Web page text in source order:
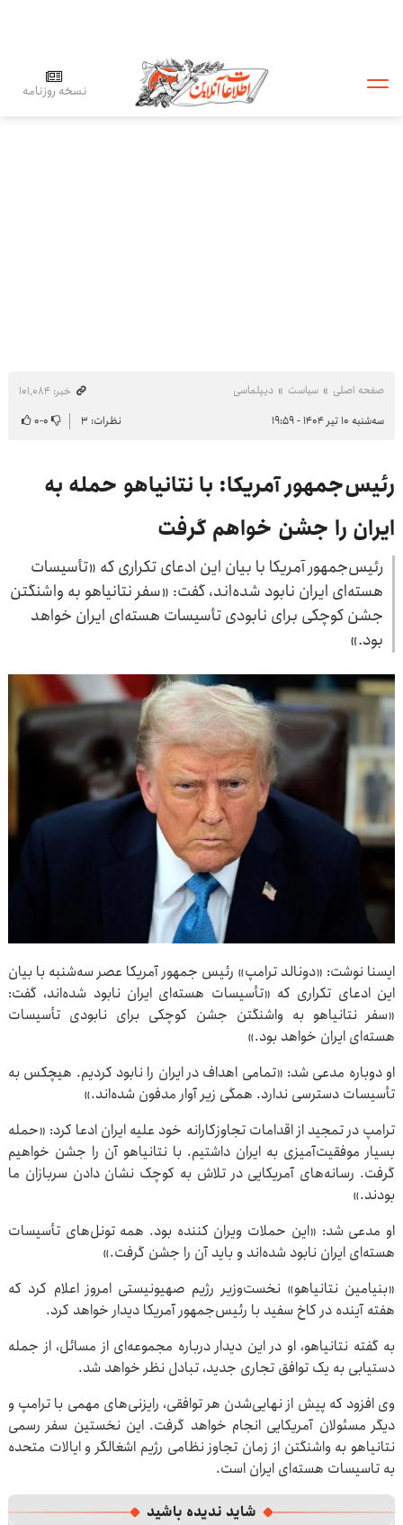
نسخه روزنامه
صفحه اصلی سیاست دیپلماسی
خبر: ۱۰۱٬۰۸۴
سه‌شنبه ۱۰ تیر ۱۴۰۴ - ۱۹:۵۹
نظرات: ۳ ۰-۰
رئیس‌جمهور آمریکا: با نتانیاهو حمله به
ایران را جشن خواهم گرفت
رئیس‌جمهور آمریکا با بیان این ادعای تکراری که «تأسیسات
هسته‌ای ایران نابود شده‌اند، گفت: «سفر نتانیاهو به واشنگتن
جشن کوچکی برای نابودی تأسیسات هسته‌ای ایران خواهد
بود.»
ایسنا نوشت: «دونالد ترامپ» رئیس جمهور آمریکا عصر سه‌شنبه با بیان
این ادعای تکراری که «تأسیسات هسته‌ای ایران نابود شده‌اند، گفت:
«سفر نتانیاهو به واشنگتن جشن کوچکی برای نابودی تأسیسات
هسته‌ای ایران خواهد بود.»
او دوباره مدعی شد: «تمامی اهداف در ایران را نابود کردیم. هیچکس به
تأسیسات دسترسی ندارد. همگی زیر آوار مدفون شده‌اند.»
ترامپ در تمجید از اقدامات تجاوزکارانه خود علیه ایران ادعا کرد: «حمله
بسیار موفقیت‌آمیزی به ایران داشتیم. با نتانیاهو آن را جشن خواهیم
گرفت. رسانه‌های آمریکایی در تلاش به کوچک نشان دادن سربازان ما
بودند.»
او مدعی شد: «این حملات ویران کننده بود. همه تونل‌های تأسیسات
هسته‌ای ایران نابود شده‌اند و باید آن را جشن گرفت.»
«بنیامین نتانیاهو» نخست‌وزیر رژیم صهیونیستی امروز اعلام کرد که
هفته آینده در کاخ سفید با رئیس‌جمهور آمریکا دیدار خواهد کرد.
به گفته نتانیاهو، او در این دیدار درباره مجموعه‌ای از مسائل، از جمله
دستیابی به یک توافق تجاری جدید، تبادل نظر خواهد شد.
وی افزود که پیش از نهایی‌شدن هر توافقی، رایزنی‌های مهمی با ترامپ و
دیگر مسئولان آمریکایی انجام خواهد گرفت. این نخستین سفر رسمی
نتانیاهو به واشنگتن از زمان تجاوز نظامی رژیم اشغالگر و ایالات متحده
به تاسیسات هسته‌ای ایران است.
شاید ندیده باشید